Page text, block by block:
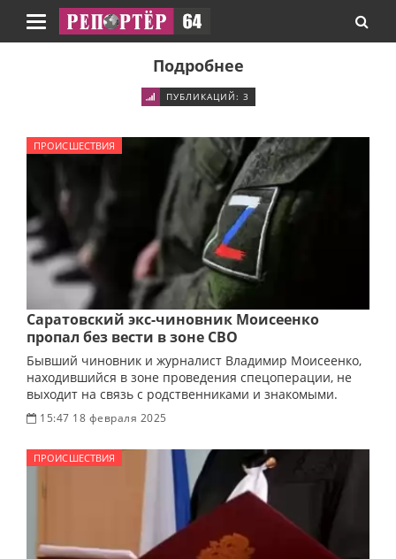
Навигация
Подробнее
ПУБЛИКАЦИЙ: 3
ПРОИСШЕСТВИЯ
Саратовский экс-чиновник Моисеенко
пропал без вести в зоне СВО
Бывший чиновник и журналист Владимир Моисеенко,
находившийся в зоне проведения спецоперации, не
выходит на связь с родственниками и знакомыми.
15:47 18 февраля 2025
ПРОИСШЕСТВИЯ